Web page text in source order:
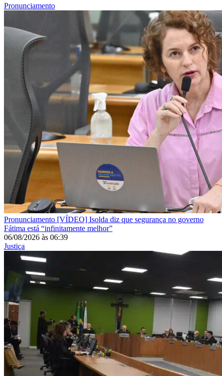
Pronunciamento
Pronunciamento [VÍDEO] Isolda diz que segurança no governo
Fátima está “infinitamente melhor”
06/08/2026 às 06:39
Justiça